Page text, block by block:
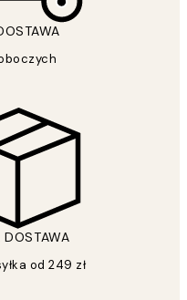
DOSTAWA
od 249 zł